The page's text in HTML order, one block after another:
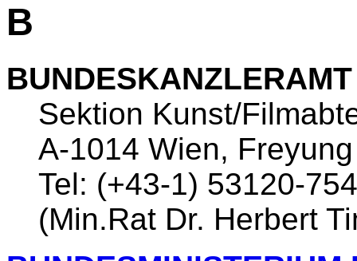
B
BUNDESKANZLERAMT
Sektion Kunst/
A-1014 Wien,
Tel: (+43-1) 53120-
(Min.Rat Dr. Herbert